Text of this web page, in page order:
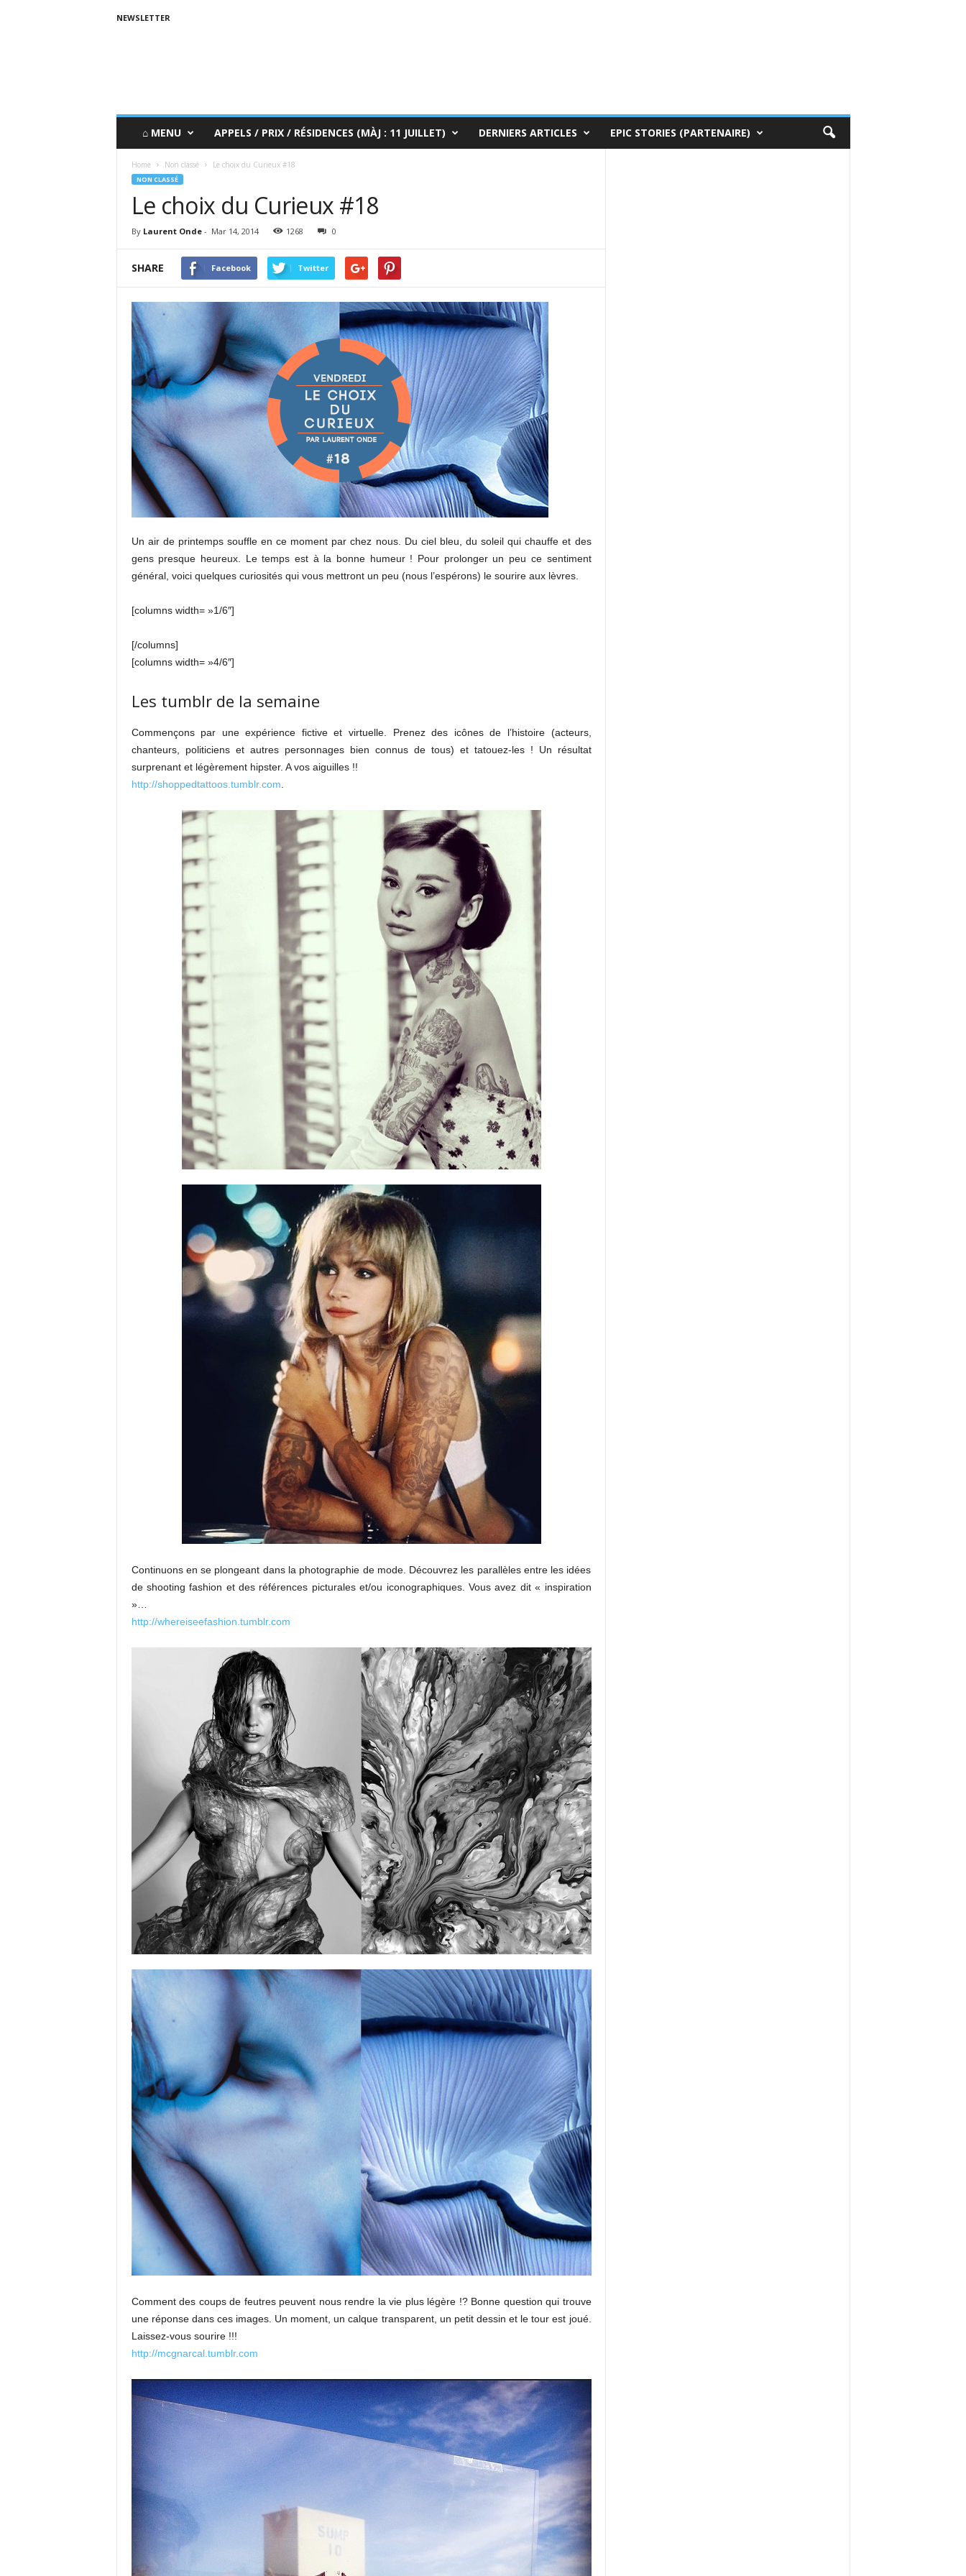
NEWSLETTER
⌂ MENU APPELS / PRIX / RÉSIDENCES (MÀJ : 11 JUILLET) DERNIERS ARTICLES EPIC STORIES (PARTENAIRE)
Home Non classé Le choix du Curieux #18
NON CLASSÉ
Le choix du Curieux #18
By Laurent Onde- Mar 14, 2014 1268 0
SHARE Facebook Twitter
Un air de printemps souffle en ce moment par chez nous. Du ciel bleu, du soleil qui chauffe et des
gens presque heureux. Le temps est à la bonne humeur ! Pour prolonger un peu ce sentiment
général, voici quelques curiosités qui vous mettront un peu (nous l’espérons) le sourire aux lèvres.
[columns width= »1/6″]
[/columns]
[columns width= »4/6″]
Les tumblr de la semaine
Commençons par une expérience fictive et virtuelle. Prenez des icônes de l’histoire (acteurs,
chanteurs, politiciens et autres personnages bien connus de tous) et tatouez-les ! Un résultat
surprenant et légèrement hipster. A vos aiguilles !!
http://shoppedtattoos.tumblr.com
Continuons en se plongeant dans la photographie de mode. Découvrez les parallèles entre les idées
de shooting fashion et des références picturales et/ou iconographiques. Vous avez dit « inspiration
»…
http://whereiseefashion.tumblr.com
Comment des coups de feutres peuvent nous rendre la vie plus légère !? Bonne question qui trouve
une réponse dans ces images. Un moment, un calque transparent, un petit dessin et le tour est joué.
Laissez-vous sourire !!!
http://mcgnarcal.tumblr.com